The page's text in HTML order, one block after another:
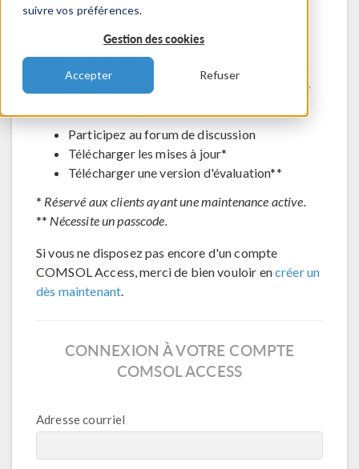
suivre vos préférences.
Gestion des cookies
Accepter Refuser
Modifier les informations de contact et de
Contacter le support technique
Voir les inscriptions aux évènements à venir
Accéder à COMSOL Exchange - partage de
Participez au forum de discussion
Télécharger les mises à jour*
Télécharger une version d'évaluation**
* Réservé aux clients ayant une maintenance active.
** Nécessite un passcode.
Si vous ne disposez pas encore d'un compte
COMSOL Access, merci de bien vouloir encréer un
dès maintenant.
CONNEXION À VOTRE COMPTE
COMSOL ACCESS
Adresse courriel